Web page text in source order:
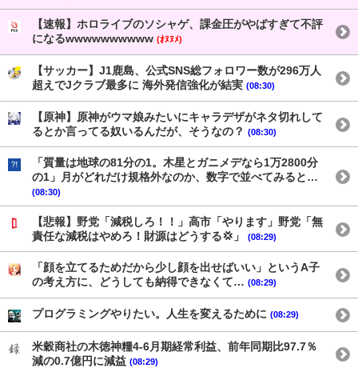
【速報】ホロライブのソシャゲ、課金圧がやばすぎて不評
になるwwwwwwwwww (ｵﾇﾇﾒ)
【サッカー】J1鹿島、公式SNS総フォロワー数が296万人
超えでJクラブ最多に 海外発信強化が結実 (08:30)
【原神】原神がウマ娘みたいにキャラデザがネタ切れして
るとか言ってる奴いるんだが、そうなの？ (08:30)
「質量は地球の81分の1。木星とガニメデなら1万2800分
の1」月がどれだけ規格外なのか、数字で並べてみると…
(08:30)
【悲報】野党「減税しろ！！」高市「やります」野党「無
責任な減税はやめろ！財源はどうする💢」
(08:29)
「顔を立てるためだから少し顔を出せばいい」というA子
の考え方に、どうしても納得できなくて… (08:29)
プログラミングやりたい。人生を変えるために (08:29)
米穀商社の木徳神糧4-6月期経常利益、前年同期比97.7％
減の0.7億円に減益 (08:29)